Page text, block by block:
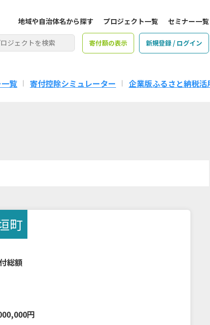
地域や自治体名から探す プロジェクト一覧 セミナー一覧
寄付額の表示 新規登録 / ログイン
覧 寄付控除シミュレーター 企業版ふるさと納税活
町
総額
円